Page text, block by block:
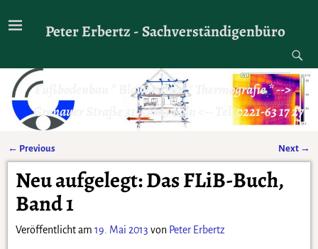
Peter Erbertz - Sachverständigenbüro
Fußbodenbau * Blower-Door * Thermografie * -->
Gronauer Straße 31, 51063 Köln <-- Tel: 0221-63 17 27
Artikelnavigation
← Previous Next →
Neu aufgelegt: Das FLiB-Buch,
Band 1
Veröffentlicht am 19. Mai 2013 von Peter Erbertz